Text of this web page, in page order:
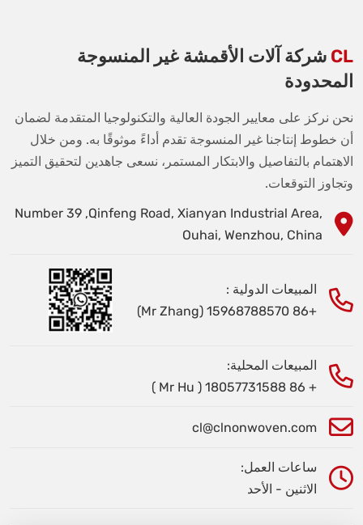
CL شركة آلات الأقمشة غير المنسوجة
المحدودة
نحن نركز على معايير الجودة العالية والتكنولوجيا المتقدمة لضمان
أن خطوط إنتاجنا غير المنسوجة تقدم أداءً موثوقًا به. ومن خلال
الاهتمام بالتفاصيل والابتكار المستمر، نسعى جاهدين لتحقيق التميز
وتجاوز التوقعات.
Number 39 ,Qinfeng Road, Xianyan Industrial Area,
Ouhai, Wenzhou, China
المبيعات الدولية :
+86 15968788570 (Mr Zhang)
المبيعات المحلية:
+ 86 18057731588 ( Mr Hu )
cl@clnonwoven.com
ساعات العمل:
الاثنين - الأحد